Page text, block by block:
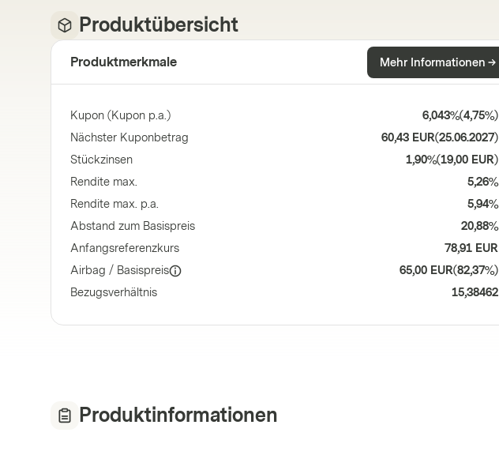
Produktübersicht
Produktmerkmale Mehr Informationen
Kupon (Kupon p.a.) 6,043%(4,75%)
Nächster Kuponbetrag
60,43 EUR(25.06.2027)
Stückzinsen
1,90%(19,00 EUR)
Rendite max.
5,26%
Rendite max. p.a.
5,94%
Abstand zum Basispreis
20,88%
Anfangsreferenzkurs
78,91 EUR
Airbag / Basispreis
65,00 EUR(82,37%)
Bezugsverhältnis
15,38462
Produktinformationen